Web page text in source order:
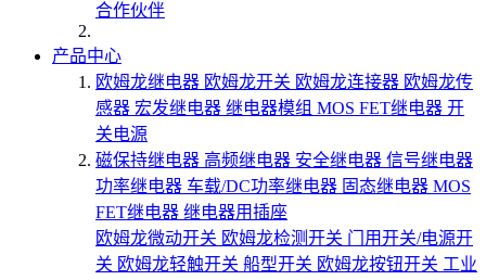
合作伙伴
产品中心
欧姆龙继电器 欧姆龙开关 欧姆龙连接器 欧姆龙传
感器 宏发继电器 继电器模组 MOS FET继电器 开
关电源
磁保持继电器 高频继电器 安全继电器 信号继电器
功率继电器 车载/DC功率继电器 固态继电器 MOS
FET继电器 继电器用插座
欧姆龙微动开关 欧姆龙检测开关 门用开关/电源开
关 欧姆龙轻触开关 船型开关 欧姆龙按钮开关 工业